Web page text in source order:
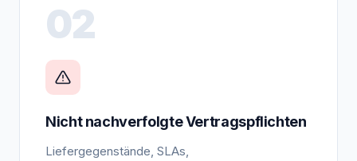
02
Nicht nachverfolgte Vertragspflichten
Liefergegenstände, SLAs,